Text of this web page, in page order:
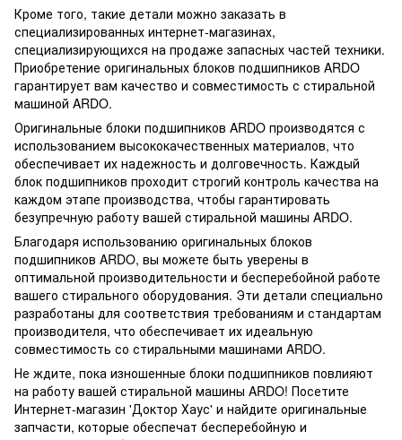
Кроме того, такие детали можно заказать в
специализированных интернет-магазинах,
специализирующихся на продаже запасных частей техники.
Приобретение оригинальных блоков подшипников ARDO
гарантирует вам качество и совместимость с стиральной
машиной ARDO.
Оригинальные блоки подшипников ARDO производятся с
использованием высококачественных материалов, что
обеспечивает их надежность и долговечность. Каждый
блок подшипников проходит строгий контроль качества на
каждом этапе производства, чтобы гарантировать
безупречную работу вашей стиральной машины ARDO.
Благодаря использованию оригинальных блоков
подшипников ARDO, вы можете быть уверены в
оптимальной производительности и бесперебойной работе
вашего стирального оборудования. Эти детали специально
разработаны для соответствия требованиям и стандартам
производителя, что обеспечивает их идеальную
совместимость со стиральными машинами ARDO.
Не ждите, пока изношенные блоки подшипников повлияют
на работу вашей стиральной машины ARDO! Посетите
Интернет-магазин 'Доктор Хаус' и найдите оригинальные
запчасти, которые обеспечат бесперебойную и